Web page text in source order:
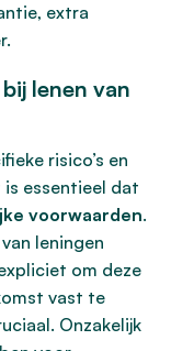
extra
lenen van
risico’s en
essentieel dat
voorwaarden.
leningen
om deze
vast te
Onzakelijk